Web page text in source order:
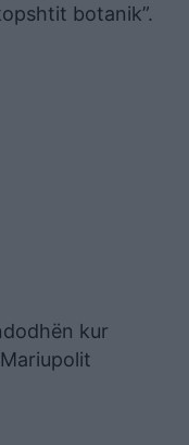
botanik”.
kur